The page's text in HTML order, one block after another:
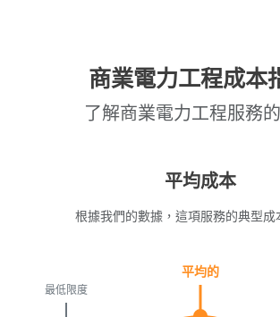
商業電力工程成本
了解商業電力工程服務
平均成本
根據我們的數據，這項服務的典型成
最低限度
平均的